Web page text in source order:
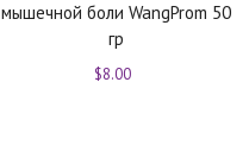
мышечной боли WangProm 50
гр
$8.00